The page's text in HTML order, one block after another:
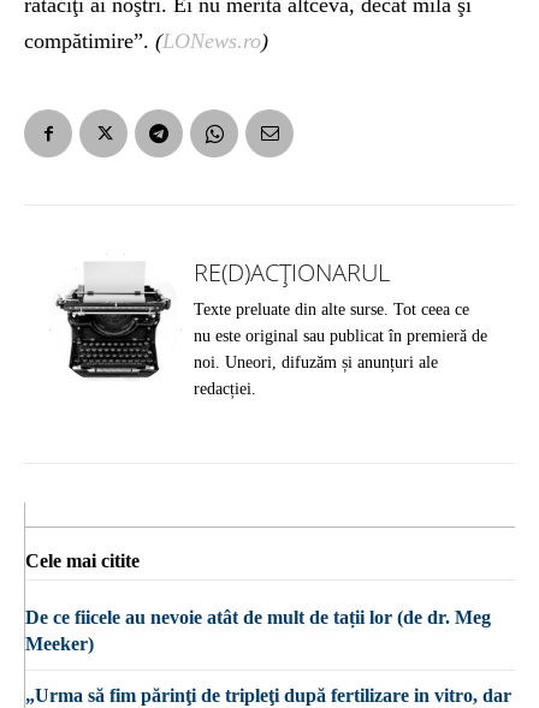
rătăciţi ai noştri. Ei nu merită altceva, decât milă şi
compătimire”. (LONews.ro)
RE(D)ACȚIONARUL
Texte preluate din alte surse. Tot ceea ce
nu este original sau publicat în premieră de
noi. Uneori, difuzăm și anunțuri ale
redacției.
Cele mai citite
De ce fiicele au nevoie atât de mult de tații lor (de dr. Meg
Meeker)
„Urma să fim părinţi de tripleţi după fertilizare in vitro, dar